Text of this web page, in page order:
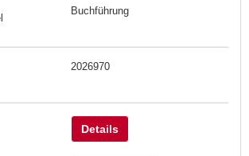
Buchführung
2026970
Details